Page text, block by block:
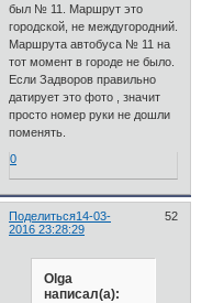
был № 11. Маршрут это
городской, не междугородний.
Маршрута автобуса № 11 на
тот момент в городе не было.
Если Задворов правильно
датирует это фото , значит
просто номер руки не дошли
поменять.
0
Поделиться 52
14-03-
2016 23:28:29
Olga
написал(а):